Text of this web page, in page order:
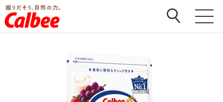
ホーム > 商品 フルグラ糖質オフ